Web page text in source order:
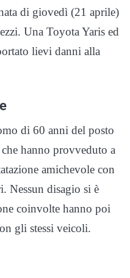
di giovedì (21 aprile)
Una Toyota Yaris ed
lievi danni alla
di 60 anni del posto
hanno provveduto a
amichevole con
Nessun disagio si è
coinvolte hanno poi
gli stessi veicoli.